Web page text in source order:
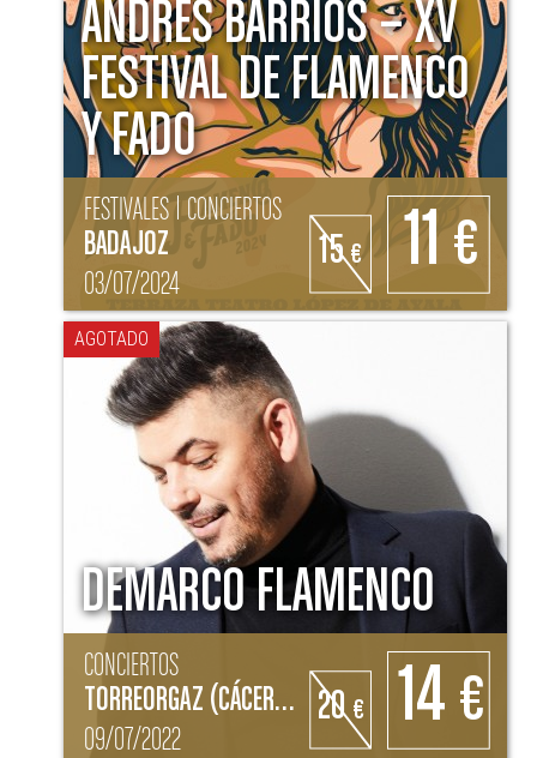
ANDRÉS BARRIOS – XV
FESTIVAL DE FLAMENCO
Y FADO
FESTIVALES | CONCIERTOS
BADAJOZ
03/07/2024
15€ 11 €
AGOTADO
DEMARCO FLAMENCO
CONCIERTOS
TORREORGAZ (CÁCERES)
09/07/2022
20€ 14 €